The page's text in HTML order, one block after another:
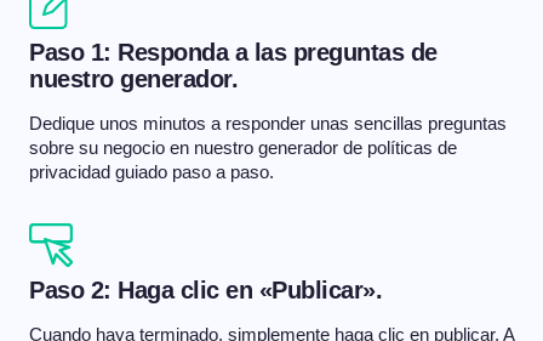
Paso 1: Responda a las preguntas de
nuestro generador.
Dedique unos minutos a responder unas sencillas preguntas
sobre su negocio en nuestro generador de políticas de
privacidad guiado paso a paso.
Paso 2: Haga clic en «Publicar».
Cuando haya terminado, simplemente haga clic en publicar. A